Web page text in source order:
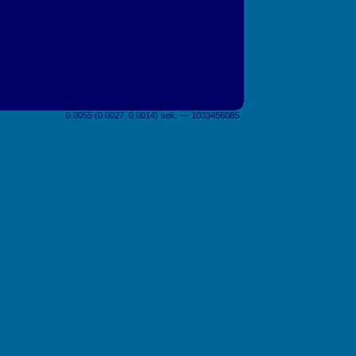
0.0055 (0.0027, 0.0014) sek. –– 1033456085